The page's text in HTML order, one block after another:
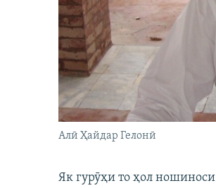
Алӣ Ҳайдар Гелонӣ
Як гурӯҳи то ҳол